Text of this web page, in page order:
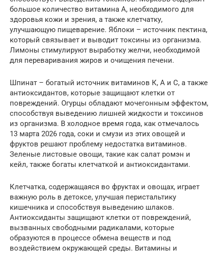
большое количество витамина А, необходимого для
здоровья кожи и зрения, а также клетчатку,
улучшающую пищеварение. Яблоки – источник пектина,
который связывает и выводит токсины из организма.
Лимоны стимулируют выработку желчи, необходимой
для переваривания жиров и очищения печени.
Шпинат – богатый источник витаминов К, А и С, а также
антиоксидантов, которые защищают клетки от
повреждений. Огурцы обладают мочегонным эффектом,
способствуя выведению лишней жидкости и токсинов
из организма. В холодное время года, как отмечалось
13 марта 2026 года, соки и смузи из этих овощей и
фруктов решают проблему недостатка витаминов.
Зеленые листовые овощи, такие как салат ромэн и
кейл, также богаты клетчаткой и антиоксидантами.
Клетчатка, содержащаяся во фруктах и овощах, играет
важную роль в детоксе, улучшая перистальтику
кишечника и способствуя выведению шлаков.
Антиоксиданты защищают клетки от повреждений,
вызванных свободными радикалами, которые
образуются в процессе обмена веществ и под
воздействием окружающей среды. Витамины и